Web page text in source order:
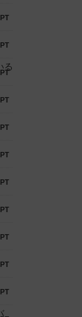
PT
PT
PT
PT
PT
PT
PT
PT
PT
PT
PT